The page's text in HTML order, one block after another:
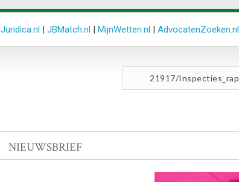
Juridica.nl | JBMatch.nl | MijnWetten.nl | AdvocatenZoeken.nl
NIEUWSBRIEF